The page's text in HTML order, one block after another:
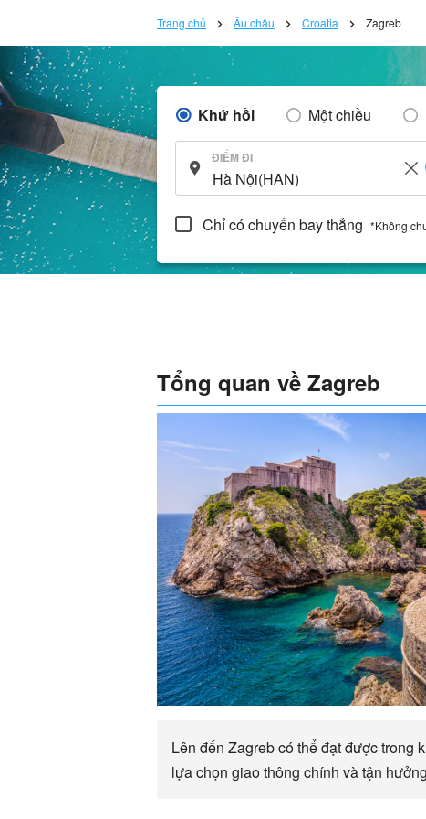
Trang chủ Âu châu Croatia Zagreb
Khứ hồi Một chiều
ĐIỂM ĐI
Chỉ có chuyến bay thẳng *Không
Tổng quan về Zagreb
Lên đến Zagreb có thể đạt được trong
lựa chọn giao thông chính và tận